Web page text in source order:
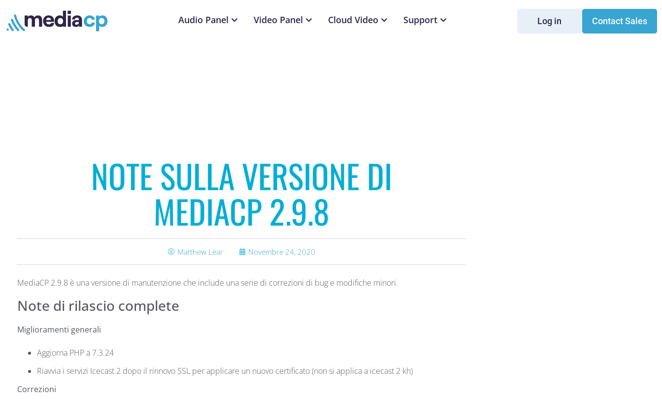
Audio Panel Video Panel Cloud Video Support Log in Contact Sales
NOTE SULLA VERSIONE DI
MEDIACP 2.9.8
Matthew Lear Novembre 24, 2020
MediaCP 2.9.8 è una versione di manutenzione che include una serie di correzioni di bug e modifiche minori.
Note di rilascio complete
Miglioramenti generali
Aggiorna PHP a 7.3.24
Riavvia i servizi Icecast 2 dopo il rinnovo SSL per applicare un nuovo certificato (non si applica a icecast 2 kh)
Correzioni